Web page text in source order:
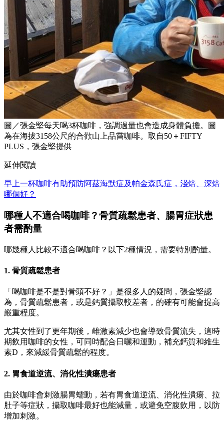
圖／張金堅每天喝3杯咖啡，強調過量也會造成身體負擔。圖
為在海拔3158公尺的合歡山上品嘗咖啡。取自50＋FIFTY
PLUS，張金堅提供
延伸閱讀
早上一杯咖啡有助預防阿茲海默症及帕金森氏症，淺焙、深焙
哪個好？
哪種人不適合喝咖啡？骨質疏鬆患者、腸胃症狀患
者需酌量
哪幾種人比較不適合喝咖啡？以下2種情況，需要特別酌量。
1. 骨質疏鬆患者
「喝咖啡是不是對骨頭不好？」是很多人的疑問，張金堅認
為，骨質疏鬆患者，或是鈣質攝取較差者，的確有可能會提高
嚴重程度。
尤其女性到了更年期後，雌激素減少也會導致骨質流失，這時
期飲用咖啡的女性，可同時配合日曬和運動，補充鈣質和維生
素D，來減緩骨質疏鬆的程度。
2. 胃食道逆流、消化性潰瘍患者
由於咖啡會刺激腸胃蠕動，若有胃食道逆流、消化性潰瘍、拉
肚子等症狀，攝取咖啡最好也能減量，或避免空腹飲用，以防
增加刺激。